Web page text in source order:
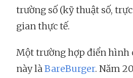
trường số (kỹ thuật số,
gian thực tế.
Một trường hợp điển hình
này là BareBurger. Năm